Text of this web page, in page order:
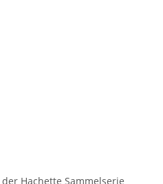
der Hachette Sammelserie